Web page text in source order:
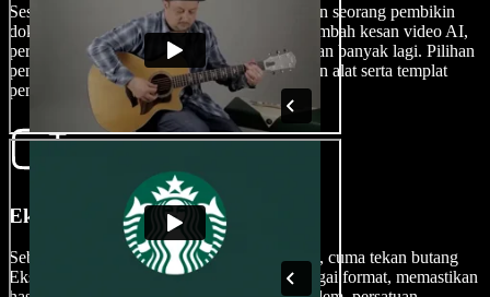
Sesuaikan filem baharu anda dengan ketelitian seorang pembikin
dokumentari pemenang Emmy dengan menambah kesan video AI,
peralihan, kesan bunyi, sari kata, alih suara dan banyak lagi. Pilihan
penyuntingan memang melimpah ruah dengan alat serta templat
penyuntingan video yang mesra pemula.
Eksport Filem Anda
Sebaik sahaja karya agung biografi anda siap, cuma tekan butang
Eksport. Speechify Studio menyokong pelbagai format, memastikan